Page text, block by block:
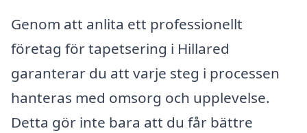
Genom att anlita ett professionellt
företag för tapetsering i Hillared
garanterar du att varje steg i processen
hanteras med omsorg och upplevelse.
Detta gör inte bara att du får bättre